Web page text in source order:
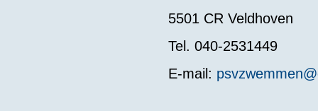
5501 CR Veldhoven
Tel. 040-2531449
E-mail: